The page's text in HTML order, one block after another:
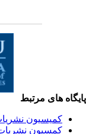
های مرتبط
کمیسیون
کمسیون نشریات